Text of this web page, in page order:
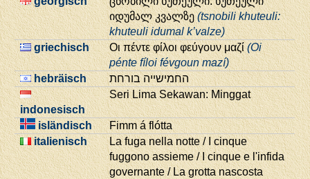
იდუმალ კვალზე(tsnobili khuteuli:
khuteuli idumal k’valze)
griechisch
Οι πέντε φίλοι φεύγουν μαζί(Oi
pénte fíloi févgoun mazí)
hebräisch
החמישייה בורחת
indonesisch
Seri Lima Sekawan: Minggat
isländisch
Fimm á flótta
italienisch
La fuga nella notte / I cinque
fuggono assieme / I cinque e l'infida
governante / La grotta nascosta